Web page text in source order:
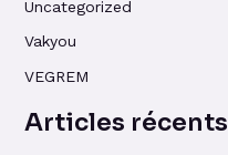
Uncategorized
Vakyou
VEGREM
Articles récents